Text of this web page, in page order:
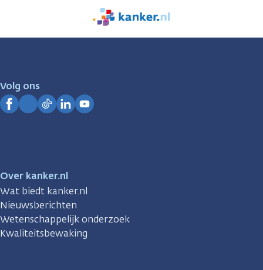
We
zijn
Volg ons
Over kanker.nl
Wat biedt kanker.nl
Nieuwsberichten
Wetenschappelijk onderzoek
Kwaliteitsbewaking